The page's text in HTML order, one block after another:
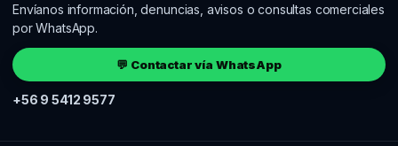
Envíanos información, denuncias, avisos o consultas comerciales
por WhatsApp.
💬 Contactar vía WhatsApp
+56 9 5412 9577